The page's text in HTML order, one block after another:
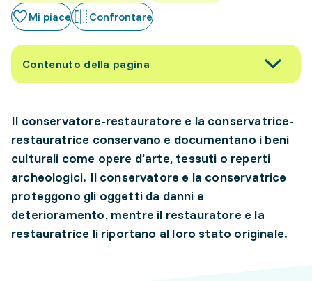
Mi piace Confrontare
Contenuto della pagina
Il conservatore-restauratore e la conservatrice-
restauratrice conservano e documentano i beni
culturali come opere d’arte, tessuti o reperti
archeologici. Il conservatore e la conservatrice
proteggono gli oggetti da danni e
deterioramento, mentre il restauratore e la
restauratrice li riportano al loro stato originale.